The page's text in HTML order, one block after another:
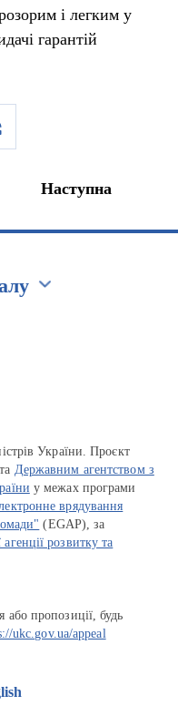
і легким у
гарантій
Наступна
України. Проєкт
та Державним агентством з
у межах програми
врядування
(EGAP), за
розвитку та
пропозиції, будь
ukc.gov.ua/appeal